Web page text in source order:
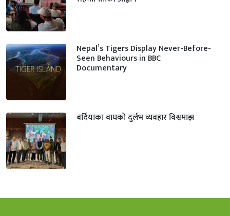
Nepal’s Tigers Display Never-Before-
Seen Behaviours in BBC
Documentary
बर्दियाका बाघको दुर्लभ व्यवहार विश्वमाझ